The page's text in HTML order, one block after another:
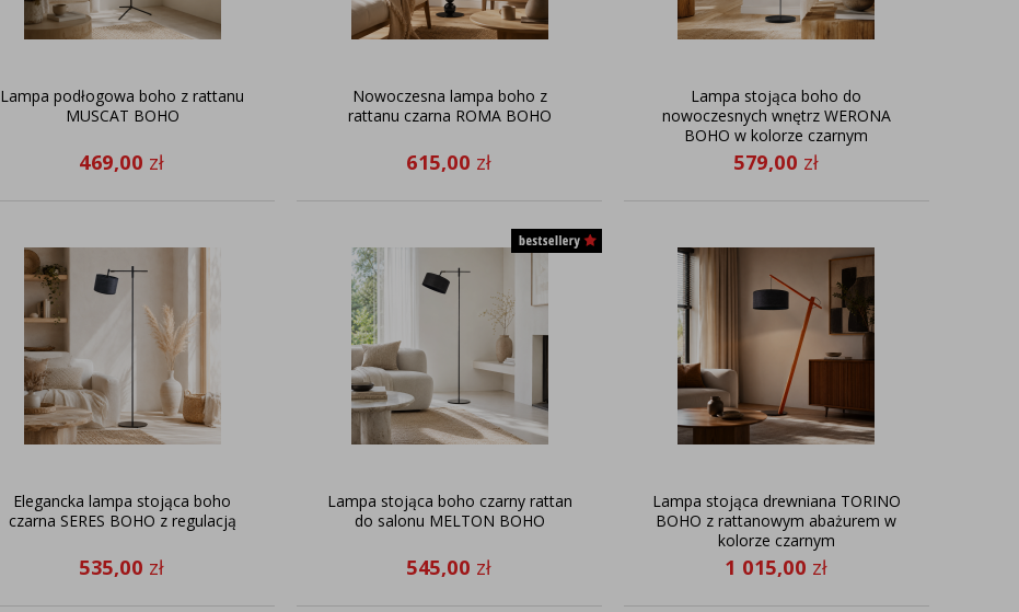
Lampa podłogowa boho z rattanu
MUSCAT BOHO
469,00 zł
Nowoczesna lampa boho z
rattanu czarna ROMA BOHO
615,00 zł
Lampa stojąca boho do
nowoczesnych wnętrz WERONA
BOHO w kolorze czarnym
579,00 zł
Elegancka lampa stojąca boho
czarna SERES BOHO z regulacją
535,00 zł
Lampa stojąca boho czarny rattan
do salonu MELTON BOHO
545,00 zł
Lampa stojąca drewniana TORINO
BOHO z rattanowym abażurem w
kolorze czarnym
1 015,00 zł